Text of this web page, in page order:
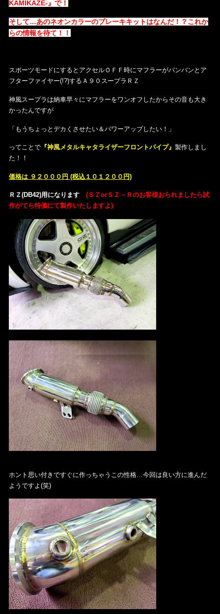
KAMIKAZE-』で！
そして…あのネオンカラーのブレーキキットはなんだ！？これか
らの情報を待て！！
スポーツモードにするとアクセルＯＦＦ時にマフラーがバンバンとア
フターファイヤー(!?)するＡ９０スープラＲＺ
神風スープラは納車早々にマフラーをワンオフしたからその音も大き
かったんですが
「もうちょっとデカくさせたい＆パワーアップしたい！」
ってことで『神風メタルキャタライザーフロントパイプ』 製作しまし
た！！
価格は ９２０００円 (税込１０１２００円)
ＲＺ(DB42)用になります (ＳＺorＳＺ－Ｒのお客様おられましたら試
作がてら特価にて製作いたしますよ)
ホント思い付きですぐに作っちゃうこの性格…今回は良い方に進んだ
ようですよ(笑)